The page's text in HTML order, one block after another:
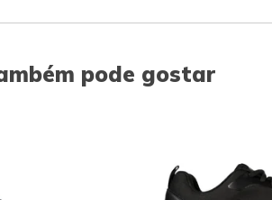
pode gostar